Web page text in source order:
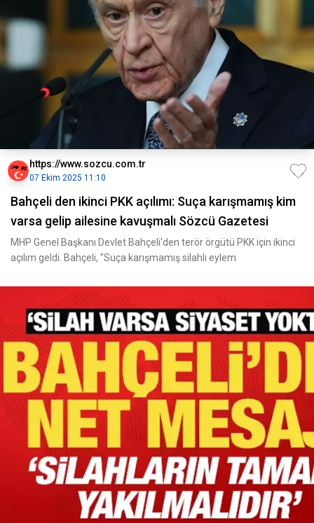
https://www.sozcu.com.tr
07 Ekim 2025 11:10
Bahçeli den ikinci PKK açılımı: Suça karışmamış kim
varsa gelip ailesine kavuşmalı Sözcü Gazetesi
MHP Genel Başkanı Devlet Bahçeli'den terör örgütü PKK için ikinci
açılım geldi. Bahçeli, "Suça karışmamış silahlı eylem